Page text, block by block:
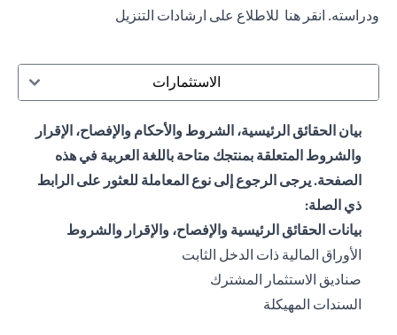
ودراسته. انقر هنا للاطلاع على ارشادات التنزيل
الاستثمارات
بيان الحقائق الرئيسية، الشروط والأحكام والإفصاح، الإقرار
والشروط المتعلقة بمنتجك متاحة باللغة العربية في هذه
الصفحة. يرجى الرجوع إلى نوع المعاملة للعثور على الرابط
ذي الصلة:
بيانات الحقائق الرئيسية والإفصاح، والإقرار والشروط
الأوراق المالية ذات الدخل الثابت
صناديق الاستثمار المشترك
السندات المهيكلة